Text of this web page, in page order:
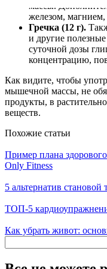
массы.
железом,
Гречка (12 г).
и другие
суточной дозы
концентрацию,
Как видите, чтобы
мышечной массы, не
продукты, в
веществ.
Похожие статьи
Пример плана
Only Fitness
5 альтернатив становой
ТОП-5
Как убрать живот: